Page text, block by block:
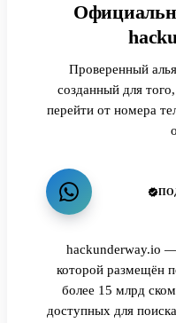
Проверенный
созданный для
перейти от номера
hackunderway.io
которой размещён
более 15 млрд
доступных для